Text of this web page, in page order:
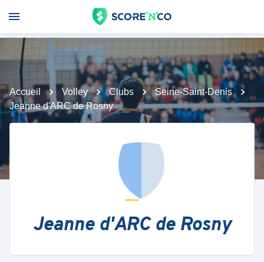
Accueil Volley Clubs
Seine-Saint-Denis
Jeanne d'ARC de Rosny
Jeanne d'ARC de Rosny